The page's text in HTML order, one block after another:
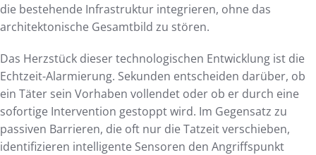
die bestehende Infrastruktur integrieren, ohne das
architektonische Gesamtbild zu stören.
Das Herzstück dieser technologischen Entwicklung ist die
Echtzeit-Alarmierung. Sekunden entscheiden darüber, ob
ein Täter sein Vorhaben vollendet oder ob er durch eine
sofortige Intervention gestoppt wird. Im Gegensatz zu
passiven Barrieren, die oft nur die Tatzeit verschieben,
identifizieren intelligente Sensoren den Angriffspunkt